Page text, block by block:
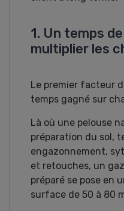
1. Un temps
multiplier les
Le premier facteur
temps gagné sur
Là où une pelouse
préparation du sol,
engazonnement,
et retouches, un
préparé se pose en
surface de 50 à 80